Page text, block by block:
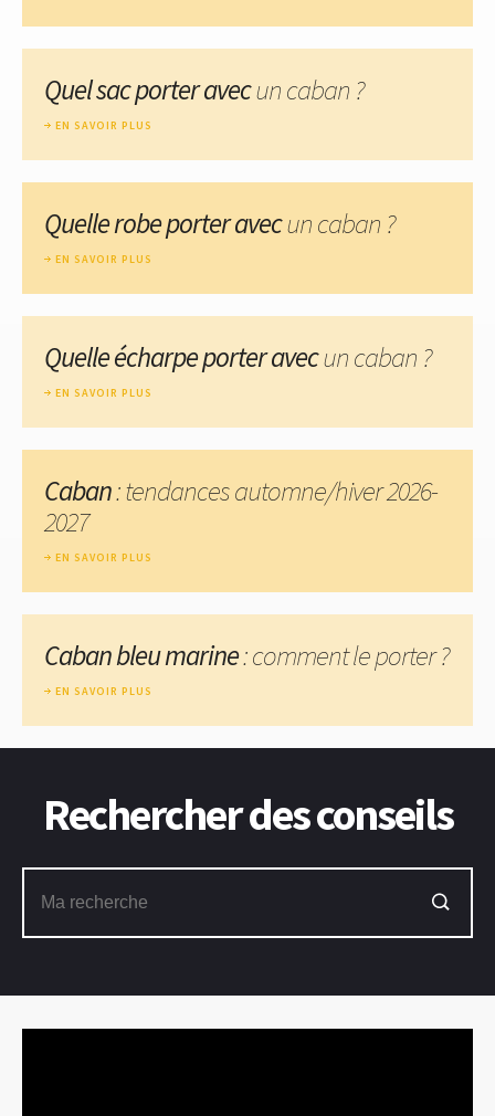
Quel sac porter avecun caban ?
EN SAVOIR PLUS
Quelle robe porter avecun caban ?
EN SAVOIR PLUS
Quelle écharpe porter avecun caban ?
EN SAVOIR PLUS
Caban: tendances automne/hiver 2026-
2027
EN SAVOIR PLUS
Caban bleu marine: comment le porter ?
EN SAVOIR PLUS
Rechercher des conseils